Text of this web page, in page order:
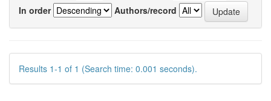
In order
Authors/record
Results 1-1 of 1 (Search time: 0.001 seconds).